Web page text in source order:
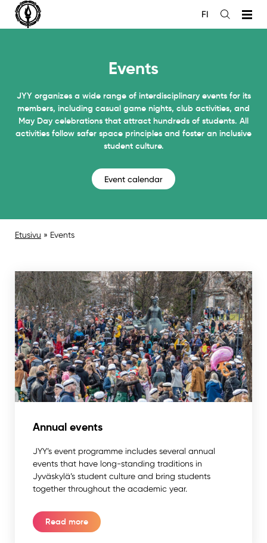
Siirry
sisältöön
Open
FI
Etusivu » Events
Events
JYY organizes a wide range of interdisciplinary events for its
members, including casual game nights, club activities, and
May Day celebrations that attract hundreds of students. All
activities follow safer space principles and foster an inclusive
student culture.
Event calendar
Annual events
JYY’s event programme includes several annual
events that have long-standing traditions in
Jyväskylä’s student culture and bring students
together throughout the academic year.
Read more